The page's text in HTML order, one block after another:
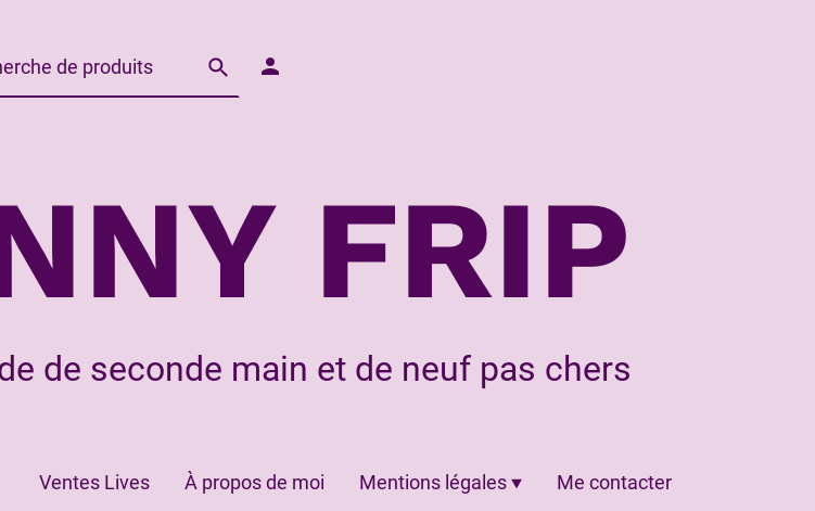
FRIP
de seconde main et de neuf pas chers
Ventes Lives À propos de moi Mentions légales Me contacter